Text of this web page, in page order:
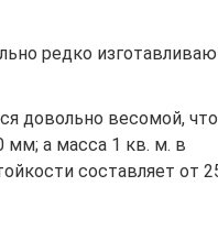
редко
довольно весомой, что
мм; а масса 1 кв. м. в
составляет от